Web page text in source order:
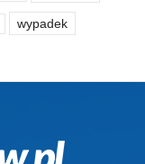
wypadek